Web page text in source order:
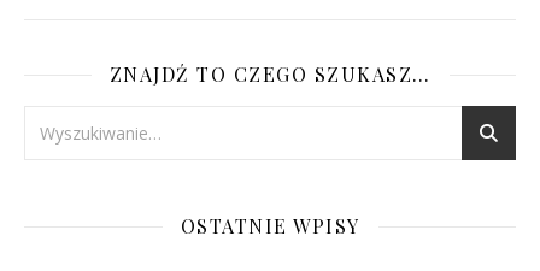
ZNAJDŹ TO CZEGO SZUKASZ…
OSTATNIE WPISY